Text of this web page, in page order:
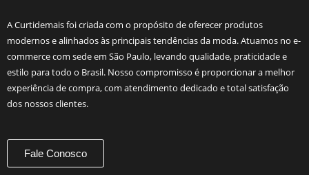
A Curtidemais foi criada com o propósito de oferecer produtos
modernos e alinhados às principais tendências da moda. Atuamos no e-
commerce com sede em São Paulo, levando qualidade, praticidade e
estilo para todo o Brasil. Nosso compromisso é proporcionar a melhor
experiência de compra, com atendimento dedicado e total satisfação
dos nossos clientes.
Fale Conosco